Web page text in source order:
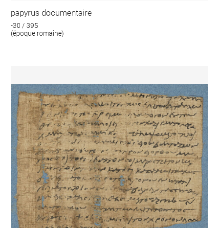
papyrus documentaire
-30 / 395
(époque romaine)